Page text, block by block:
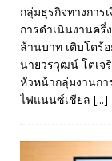
กลุ่มธุรกิจทางการ
การดำเนินงานครึ่
ล้านบาท เติบโตร้
นายวรวุฒน์ โตเจ
หัวหน้ากลุ่มงานก
ไฟแนนซ์เชียล [...]